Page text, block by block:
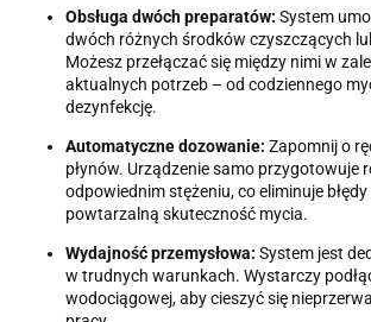
Obsługa dwóch preparatów: System
dwóch różnych środków czyszczących
Możesz przełączać się między nimi w
aktualnych potrzeb – od codziennego
dezynfekcję.
Automatyczne dozowanie: Zapomnij o
płynów. Urządzenie samo przygotowuje
odpowiednim stężeniu, co eliminuje
powtarzalną skuteczność mycia.
Wydajność przemysłowa: System jest
w trudnych warunkach. Wystarczy
wodociągowej, aby cieszyć się